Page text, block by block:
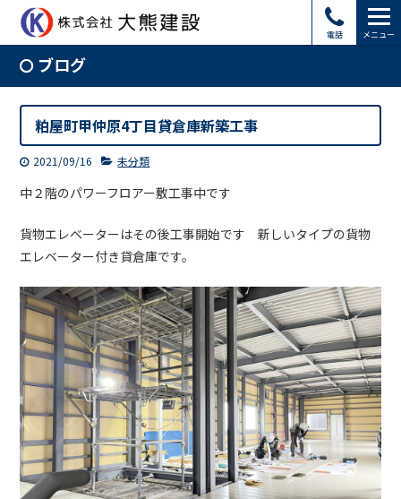
電話 メニュー
ブログ
粕屋町甲仲原4丁目貸倉庫新築工事
2021/09/16 未分類
中２階のパワーフロアー敷工事中です
貨物エレベーターはその後工事開始です 新しいタイプの貨物
エレベーター付き貸倉庫です。